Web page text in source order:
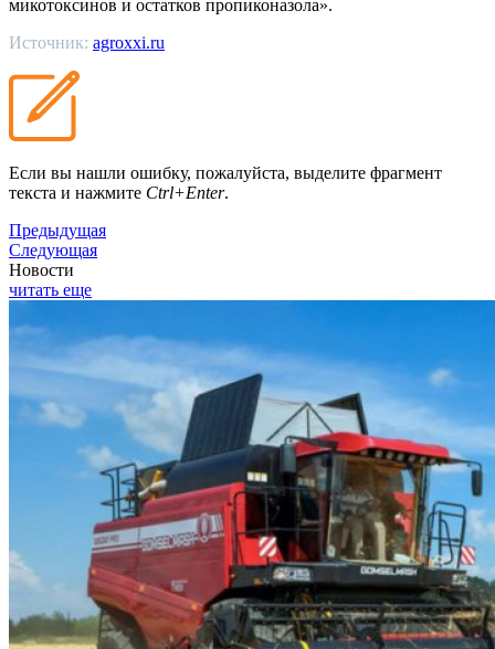
микотоксинов и остатков пропиконазола».
Источник: agroxxi.ru
Если вы нашли ошибку, пожалуйста, выделите фрагмент
текста и нажмите Ctrl+Enter.
Предыдущая
Следующая
Новости
читать еще